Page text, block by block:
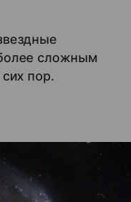
сложным
пор.